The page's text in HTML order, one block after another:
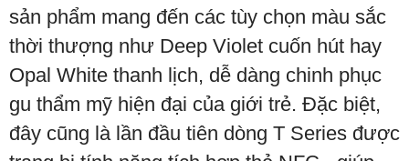
sản phẩm mang đến các tùy chọn màu sắc
thời thượng như Deep Violet cuốn hút hay
Opal White thanh lịch, dễ dàng chinh phục
gu thẩm mỹ hiện đại của giới trẻ. Đặc biệt,
đây cũng là lần đầu tiên dòng T Series được